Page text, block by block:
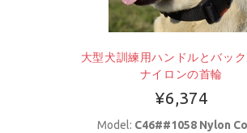
大型犬訓練用ハンドルとバック
ナイロンの首輪
¥6,374
Model: C46##1058 Nylon